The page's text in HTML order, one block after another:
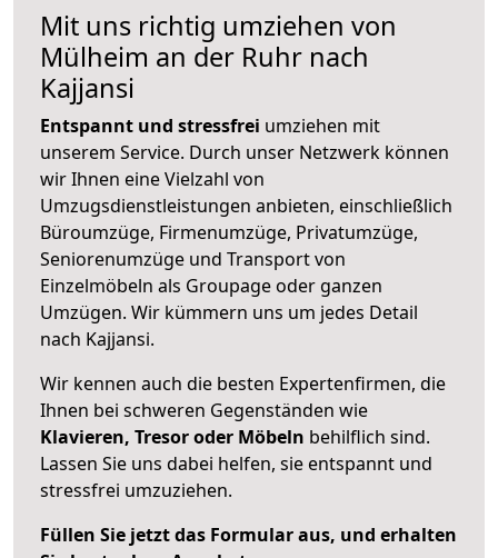
Mit uns richtig umziehen von
Mülheim an der Ruhr nach
Kajjansi
Entspannt und stressfrei umziehen mit
unserem Service. Durch unser Netzwerk können
wir Ihnen eine Vielzahl von
Umzugsdienstleistungen anbieten, einschließlich
Büroumzüge, Firmenumzüge, Privatumzüge,
Seniorenumzüge und Transport von
Einzelmöbeln als Groupage oder ganzen
Umzügen. Wir kümmern uns um jedes Detail
nach Kajjansi.
Wir kennen auch die besten Expertenfirmen, die
Ihnen bei schweren Gegenständen wie
Klavieren, Tresor oder Möbeln behilflich sind.
Lassen Sie uns dabei helfen, sie entspannt und
stressfrei umzuziehen.
Füllen Sie jetzt das Formular aus, und erhalten